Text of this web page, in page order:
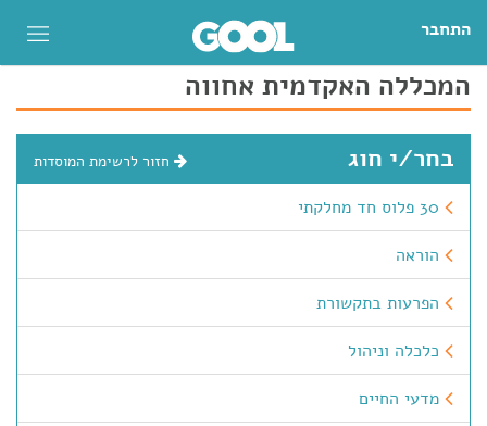
התחבר
המכללה האקדמית אחווה
בחר/י חוג חזור לרשימת המוסדות
30 פלוס חד מחלקתי
הוראה
הפרעות בתקשורת
כלכלה וניהול
מדעי החיים